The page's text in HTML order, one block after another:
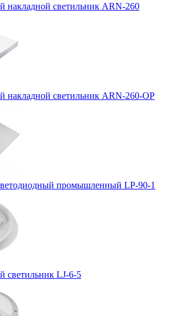
накладной светильник ARN-260
накладной светильник ARN-260-OP
промышленный LP-90-1
светильник LJ-6-5